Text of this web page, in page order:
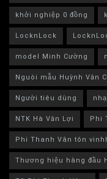
khởi nghiệp 0 đồng
LocknLock
model Minh Cường
Nguòi mẫu Huỳnh Văn
Người tiêu dùng
NTK Hà Văn Lợi
Phi
Phi Thanh Vân tôn
Thương hiệu hàng đầu